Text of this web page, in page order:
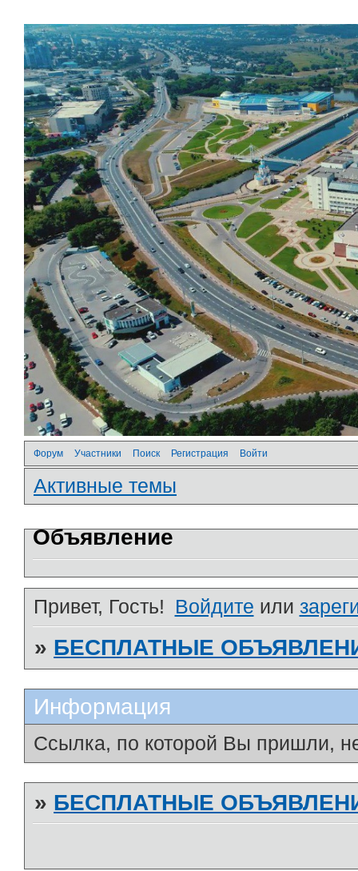
Форум Участники Поиск Регистрация Войти
Активные темы
Объявление
Привет, Гость! Войдите или
» БЕСПЛАТНЫЕ
Информация
Ссылка, по которой Вы пришли,
» БЕСПЛАТНЫЕ